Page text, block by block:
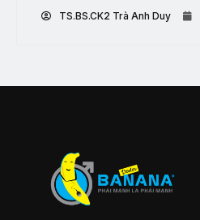
TS.BS.CK2 Trà Anh Duy